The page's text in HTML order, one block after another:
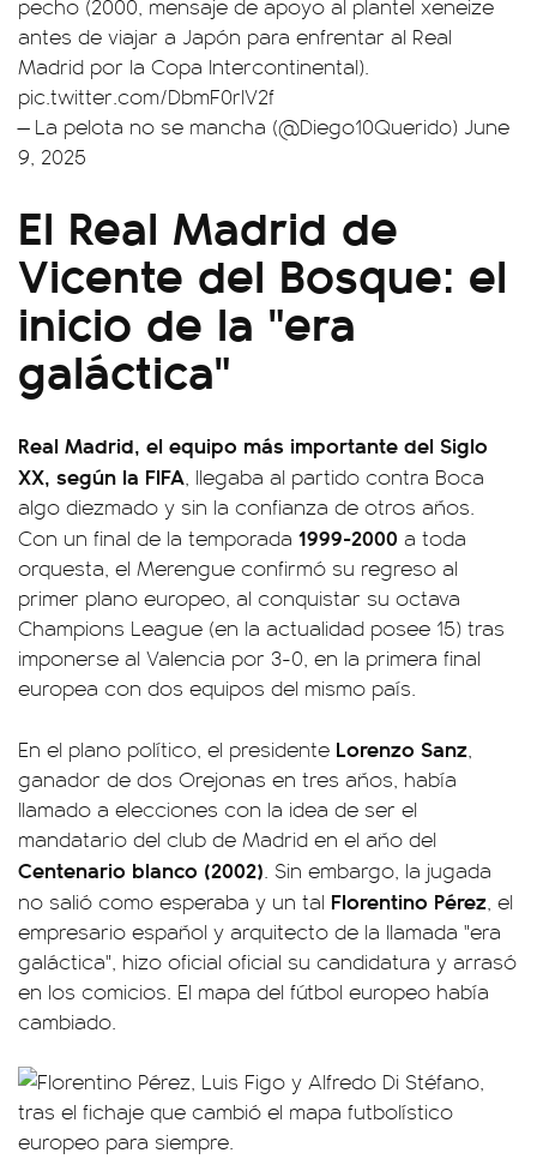
pecho (2000, mensaje de apoyo al plantel xeneize
antes de viajar a Japón para enfrentar al Real
Madrid por la Copa Intercontinental).
pic.twitter.com/DbmF0rlV2f
— La pelota no se mancha (@Diego10Querido) June
9, 2025
El Real Madrid de
Vicente del Bosque: el
inicio de la "era
galáctica"
Real Madrid, el equipo más importante del Siglo
XX, según la FIFA, llegaba al partido contra Boca
algo diezmado y sin la confianza de otros años.
Con un final de la temporada 1999-2000 a toda
orquesta, el Merengue confirmó su regreso al
primer plano europeo, al conquistar su octava
Champions League (en la actualidad posee 15) tras
imponerse al Valencia por 3-0, en la primera final
europea con dos equipos del mismo país.
En el plano político, el presidente Lorenzo Sanz,
ganador de dos Orejonas en tres años, había
llamado a elecciones con la idea de ser el
mandatario del club de Madrid en el año del
Centenario blanco (2002). Sin embargo, la jugada
no salió como esperaba y un tal Florentino Pérez, el
empresario español y arquitecto de la llamada "era
galáctica", hizo oficial oficial su candidatura y arrasó
en los comicios. El mapa del fútbol europeo había
cambiado.